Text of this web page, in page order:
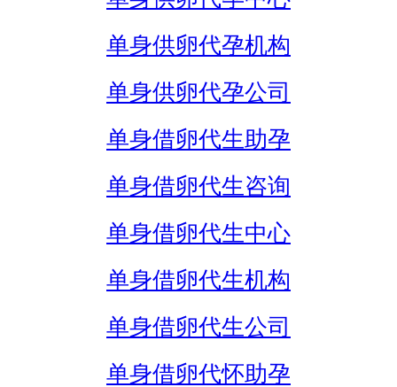
单身供卵代孕机构
单身供卵代孕公司
单身借卵代生助孕
单身借卵代生咨询
单身借卵代生中心
单身借卵代生机构
单身借卵代生公司
单身借卵代怀助孕